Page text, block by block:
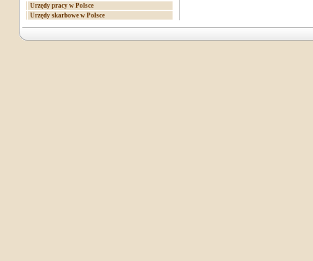
Urzędy pracy w Polsce
Urzędy skarbowe w Polsce